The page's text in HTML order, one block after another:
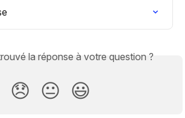
la réponse à votre question ?
😞 😐 😃